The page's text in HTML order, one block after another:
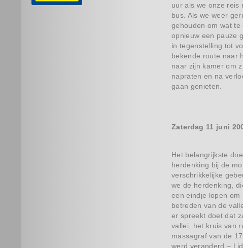
uur als we onze reis
bus. Als we weer
gehouden om wat
opnieuw een pauze
in tegenstelling tot
bekende route naar
naar zijn kamer om
napraten en na
gaan genieten.
Zaterdag 11 juni
Het belangrijkste
herdenking bij de
verschrikkelijke
we de herdenking,
een eindje lopen
betreden van de
er spreekt doet dat
vallei, het kruis van
massagraf van de
werd veranderd –